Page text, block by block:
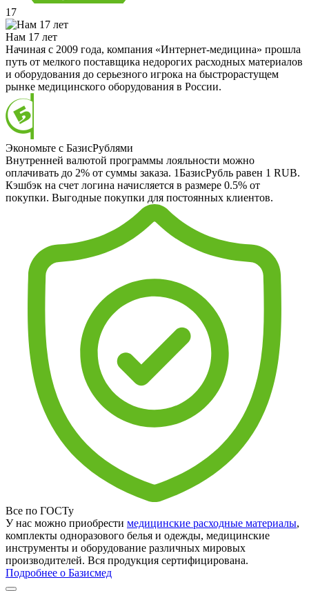
17
Нам 17 лет
Начиная с 2009 года, компания «Интернет-медицина» прошла
путь от мелкого поставщика недорогих расходных материалов
и оборудования до серьезного игрока на быстрорастущем
рынке медицинского оборудования в России.
Экономьте с БазисРублями
Внутренней валютой программы лояльности можно
оплачивать до 2% от суммы заказа. 1БазисРубль равен 1 RUB.
Кэшбэк на счет логина начисляется в размере 0.5% от
покупки. Выгодные покупки для постоянных клиентов.
Все по ГОСТу
У нас можно приобрести медицинские расходные материалы,
комплекты одноразового белья и одежды, медицинские
инструменты и оборудование различных мировых
производителей. Вся продукция сертифицирована.
Подробнее о Базисмед